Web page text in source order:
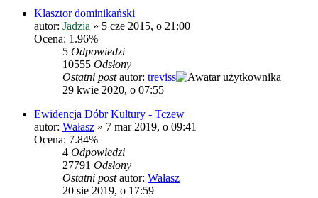
Klasztor dominikański
autor: Jadzia » 5 cze 2015, o 21:00
Ocena: 1.96%
5 Odpowiedzi
10555 Odsłony
Ostatni postautor: treviss
29 kwie 2020, o 07:55
Ewidencja Dóbr Kultury - Tczew
autor: Wałasz » 7 mar 2019, o 09:41
Ocena: 7.84%
4 Odpowiedzi
27791 Odsłony
Ostatni postautor: Wałasz
20 sie 2019, o 17:59